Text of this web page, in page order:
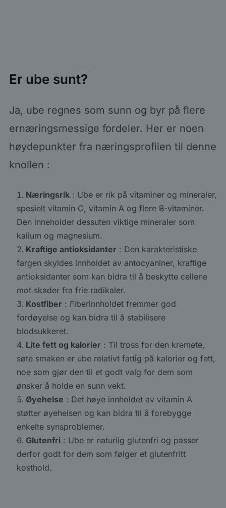
Er ube sunt?
Ja, ube regnes som sunn og byr på flere
ernæringsmessige fordeler. Her er noen
høydepunkter fra næringsprofilen til denne
knollen :
Næringsrik: Ube er rik på vitaminer og mineraler,
spesielt vitamin C, vitamin A og flere B-vitaminer.
Den inneholder dessuten viktige mineraler som
kalium og magnesium.
Kraftige antioksidanter : Den karakteristiske
fargen skyldes innholdet av antocyaniner, kraftige
antioksidanter som kan bidra til å beskytte cellene
mot skader fra frie radikaler.
Kostfiber : Fiberinnholdet fremmer god
fordøyelse og kan bidra til å stabilisere
blodsukkeret.
Lite fett og kalorier : Til tross for den kremete,
søte smaken er ube relativt fattig på kalorier og fett,
noe som gjør den til et godt valg for dem som
ønsker å holde en sunn vekt.
Øyehelse : Det høye innholdet av vitamin A
støtter øyehelsen og kan bidra til å forebygge
enkelte synsproblemer.
Glutenfri: Ube er naturlig glutenfri og passer
derfor godt for dem som følger et glutenfritt
kosthold.